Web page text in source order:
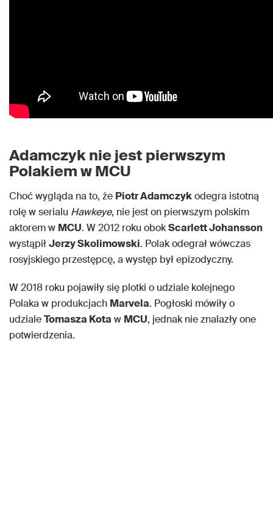
Adamczyk nie jest pierwszym
Polakiem w MCU
Choć wygląda na to, że Piotr Adamczykodegra istotną
rolę w serialu Hawkeye, nie jest on pierwszym polskim
aktorem w MCU. W 2012 roku obokScarlett Johansson
wystąpiłJerzy Skolimowski. Polak odegrał wówczas
rosyjskiego przestępcę, a występ był epizodyczny.
W 2018 roku pojawiły się plotki o udziale kolejnego
Polaka w produkcjach Marvela. Pogłoski mówiły o
udzialeTomasza Kota w MCU, jednak nie znalazły one
potwierdzenia.